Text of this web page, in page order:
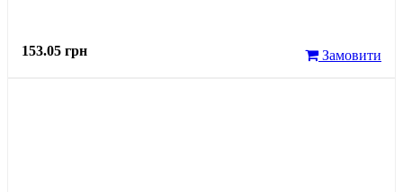
153.05 грн Замовити